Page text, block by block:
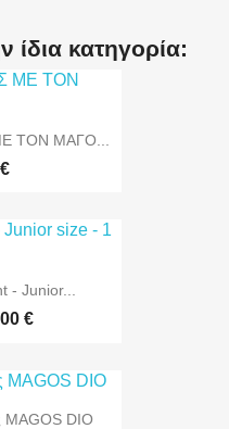
ίδια κατηγορία:
ΤΟΝ ΜΑΓΟ...
ΜΌΝΟ ONLINE!
- Junior...
€
MAGOS DIO